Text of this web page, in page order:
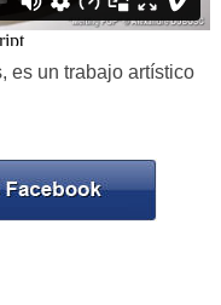
es un trabajo artístico